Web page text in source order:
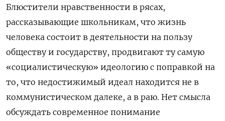
Блюстители нравственности в рясах,
рассказывающие школьникам, что жизнь
человека состоит в деятельности на пользу
обществу и государству, продвигают ту самую
«социалистическую» идеологию с поправкой на
то, что недостижимый идеал находится не в
коммунистическом далеке, а в раю. Нет смысла
обсуждать современное понимание